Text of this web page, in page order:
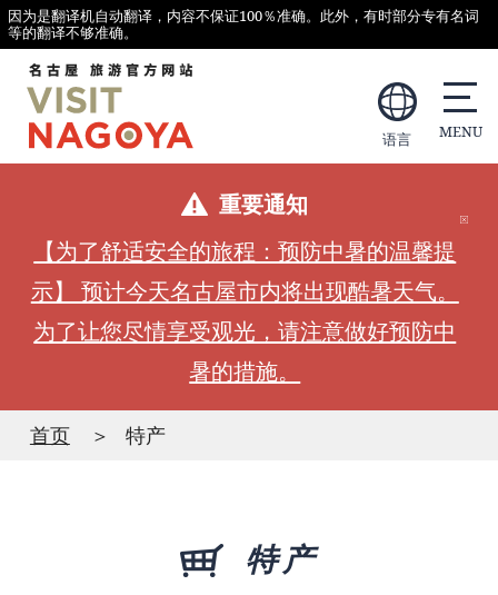
因为是翻译机自动翻译，内容不保证100％准确。此外，有时部分专有名词
等的翻译不够准确。
语言
重要通知
【为了舒适安全的旅程：预防中暑的温馨提
示】 预计今天名古屋市内将出现酷暑天气。
为了让您尽情享受观光，请注意做好预防中
暑的措施。
首页 特产
特产